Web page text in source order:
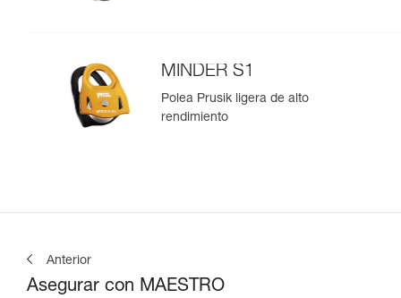
MINDER S1
Polea Prusik ligera de alto
rendimiento
Anterior
Asegurar con MAESTRO